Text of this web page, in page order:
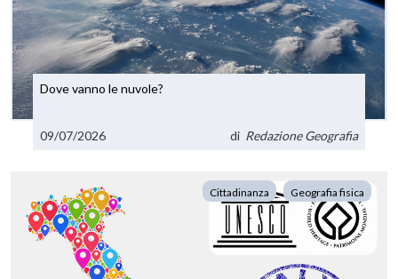
Dove vanno le nuvole?
09/07/2026 di Redazione Geografia
Cittadinanza Geografia fisica